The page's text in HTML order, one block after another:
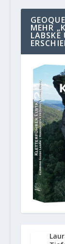
MEHR
LABSKE